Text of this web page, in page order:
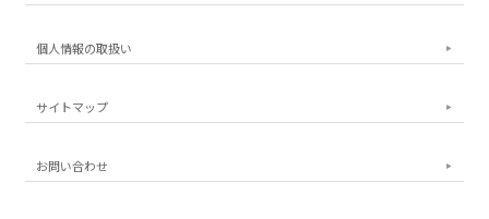
個人情報の取扱い
サイトマップ
お問い合わせ